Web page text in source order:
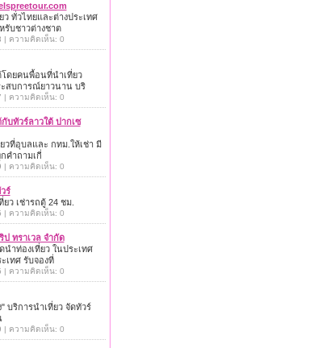
ว ทั่วไทยและต่างประเทศ
รับชาวต่างชาต
| ความคิดเห็น: 0
โดยคนพื้อนที่นำเที่ยว
ะสบการณ์ยาวนาน บริ
| ความคิดเห็น: 0
กับทัวร์ลาวใต้ ปากเซ
วที่อุบลและ กทม.ให้เช่า มี
คำถามเกี่
| ความคิดเห็น: 0
ร์
ยว เช่ารถตู้ 24 ชม.
| ความคิดเห็น: 0
ทราเวล จำกัด
นำท่องเที่ยว ในประเทศ
เทศ รับจองที่
| ความคิดเห็น: 0
บริการนำเที่ยว จัดทัวร์
| ความคิดเห็น: 0